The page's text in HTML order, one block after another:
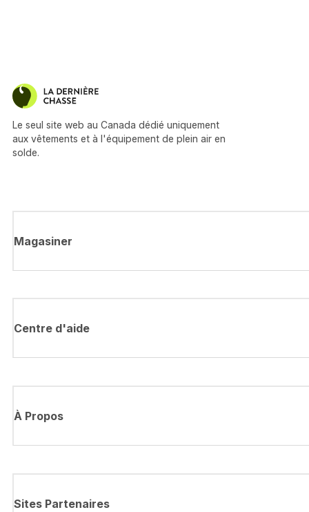
Le seul site web au Canada dédié uniquement
aux vêtements et à l'équipement de plein air en
solde.
Magasiner
Centre d'aide
À Propos
Sites Partenaires